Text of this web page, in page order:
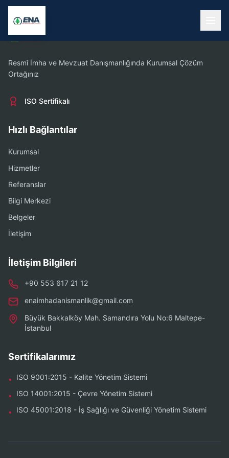
Resmî İmha ve Mevzuat Danışmanlığında Kurumsal Çözüm
Ortağınız
ISO Sertifikalı
Hızlı Bağlantılar
Kurumsal
Hizmetler
Referanslar
Bilgi Merkezi
Belgeler
İletişim
İletişim Bilgileri
+90 553 617 21 12
enaimhadanismanlik@gmail.com
Büyük Bakkalköy Mah. Samandıra Yolu No:6 Maltepe-
İstanbul
Sertifikalarımız
• ISO 9001:2015 - Kalite Yönetim Sistemi
• ISO 14001:2015 - Çevre Yönetim Sistemi
• ISO 45001:2018 - İş Sağlığı ve Güvenliği Yönetim Sistemi